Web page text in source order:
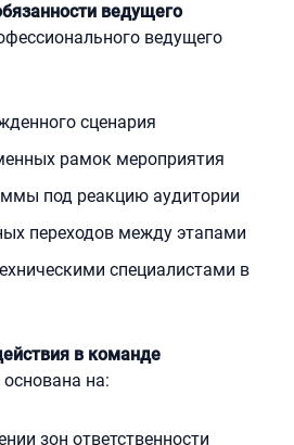
ведущего
ведущего
сценария
рамок мероприятия
под реакцию аудитории
переходов между этапами
специалистами в
в команде
на:
зон ответственности